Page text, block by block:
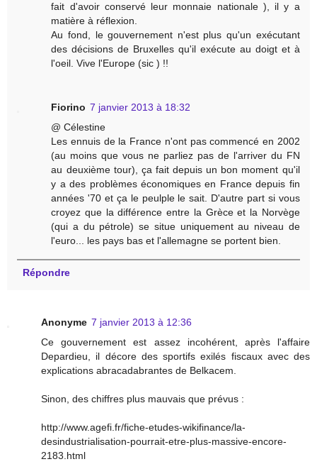
fait d'avoir conservé leur monnaie nationale ), il y a
matière à réflexion.
Au fond, le gouvernement n'est plus qu'un exécutant
des décisions de Bruxelles qu'il exécute au doigt et à
l'oeil. Vive l'Europe (sic ) !!
Fiorino 7 janvier 2013 à 18:32
@ Célestine
Les ennuis de la France n'ont pas commencé en 2002
(au moins que vous ne parliez pas de l'arriver du FN
au deuxième tour), ça fait depuis un bon moment qu'il
y a des problèmes économiques en France depuis fin
années '70 et ça le peulple le sait. D'autre part si vous
croyez que la différence entre la Grèce et la Norvège
(qui a du pétrole) se situe uniquement au niveau de
l'euro... les pays bas et l'allemagne se portent bien.
Répondre
Anonyme 7 janvier 2013 à 12:36
Ce gouvernement est assez incohérent, après l'affaire
Depardieu, il décore des sportifs exilés fiscaux avec des
explications abracadabrantes de Belkacem.
Sinon, des chiffres plus mauvais que prévus :
http://www.agefi.fr/fiche-etudes-wikifinance/la-
desindustrialisation-pourrait-etre-plus-massive-encore-
2183.html